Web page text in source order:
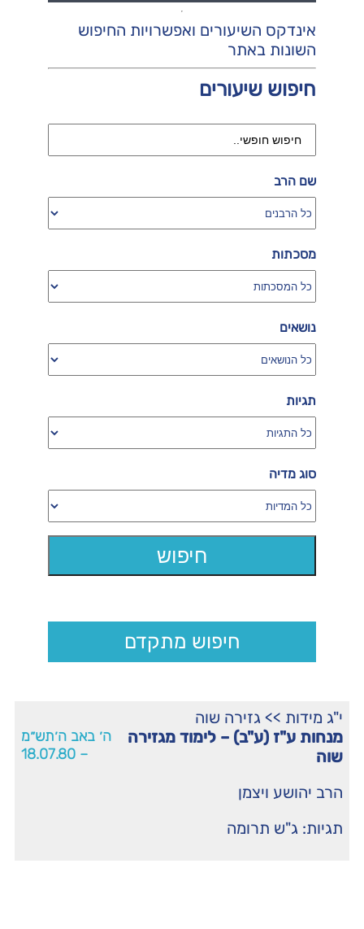
י"ג מידות >> גזירה שוה
מנחות ע"ז (ע"ב) – לימוד מגזירה
שוה
הרב יהושע ויצמן
תגיות: ג"ש תרומה
ה׳ באב ה׳תש״מ
– 18.07.80
אינדקס השיעורים ואפשרויות החיפוש
השונות באתר
חיפוש שיעורים
שם הרב
מסכתות
נושאים
תגיות
סוג מדיה
חיפוש מתקדם